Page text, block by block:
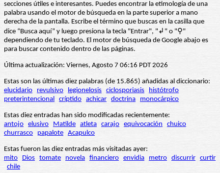
secciones útiles e interesantes. Puedes encontrar la etimología de una
palabra usando el motor de búsqueda en la parte superior a mano
derecha de la pantalla. Escribe el término que buscas en la casilla que
dice “Busca aquí” y luego presiona la tecla "Entrar", "↲" o "⚲"
dependiendo de tu teclado. El motor de búsqueda de Google abajo es
para buscar contenido dentro de las páginas.
Última actualización: Viernes, Agosto 7 06:16 PDT 2026
Estas son las últimas diez palabras (de 15.865) añadidas al diccionario:
elucidario
revulsivo legionelosis ciclosporiasis
histótrofo
preterintencional críptido achicar doctrina monocárpico
Estas diez entradas han sido modificadas recientemente:
antojo elusivo Matilde atleta carajo equivocación
chuico
churrasco
papalote Acapulco
Estas fueron las diez entradas más visitadas ayer:
mito
Dios tomate novela financiero envidia metro discurrir curtir
chile